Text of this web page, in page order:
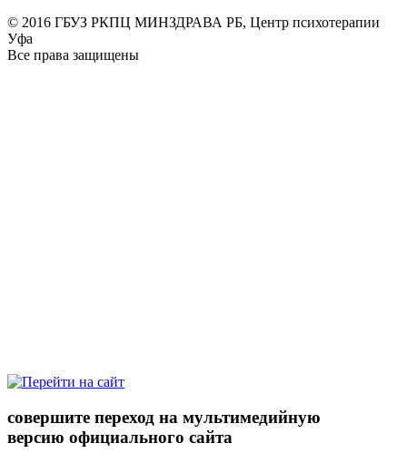
© 2016 ГБУЗ РКПЦ МИНЗДРАВА РБ, Центр психотерапии
Уфа
Все права защищены
совершите переход на мультимедийную
версию официального сайта